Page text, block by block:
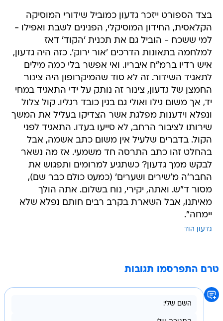
בצד הספורט ייזכר גדעון כמוביל שידורי המוסיקה
הקלאסית, החידון המוסיקלי, הפנינים לשבת ואפילו -
למי ששכח - הוביל גם את תכנית 'הקוד' דאז
למלחמה בתאונות הדרכים 'אור ירוק'. כזה היה גדעון,
איש רדיו ברמ"ח איבריו. ואי אפשר בלי כמה מילים
לתאגיד השידור. זה לא סוד שהמיקרופון היה צינור
החמצן של גדעון, צינור זה נותק על ידי התאגיד במחי
יד, אך משום גילו ואולי גם בגין כובד רגליו. קול צלול
ונפלא וידענות מפלגת אשר הצדיקו בעליל את המשך
שירותו לציבור הרחב, לא סייעו בעדו. התאגיד לפני
הקול. בדברים שלעיל אין משום כתב אשמה, אבל
בהחלט זהו כתב התרסה חד משמעי. אז מה נשאר
לבקש ממך גדעון? כשתגיע למרומים ותפגוש את
החבר'ה מ'שירים ושערים' (כמעט כולם כבר שם),
מסור ד"ש. ואתה, יקירי, נוח בשלום. אתה הולך
מאיתנו, אבל השארת בקרב רבים חותם נפלא שלא
יימחה".
גדעון הוד
טרם התפרסמו תגובות